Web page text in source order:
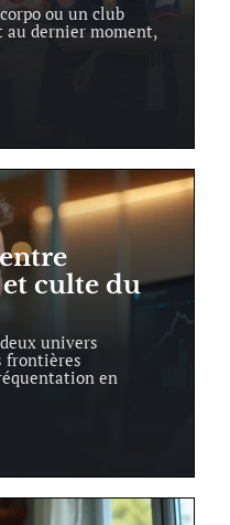
ou un club
dernier moment,
culte du
univers
frontières
en